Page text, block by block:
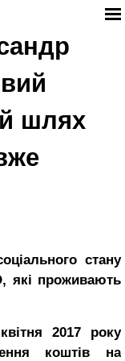
шлях
стану
які проживають
2017 року
коштів на